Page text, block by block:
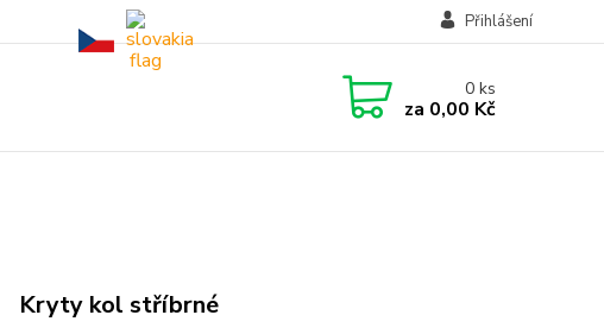
Přihlášení
0ks
za 0,00 Kč
Kryty kol stříbrné